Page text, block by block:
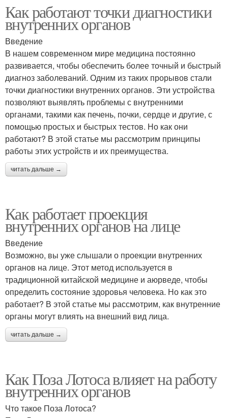
Как работают точки диагностики
внутренних органов
Введение
В нашем современном мире медицина постоянно
развивается, чтобы обеспечить более точный и быстрый
диагноз заболеваний. Одним из таких прорывов стали
точки диагностики внутренних органов. Эти устройства
позволяют выявлять проблемы с внутренними
органами, такими как печень, почки, сердце и другие, с
помощью простых и быстрых тестов. Но как они
работают? В этой статье мы рассмотрим принципы
работы этих устройств и их преимущества.
читать дальше →
Как работает проекция
внутренних органов на лице
Введение
Возможно, вы уже слышали о проекции внутренних
органов на лице. Этот метод используется в
традиционной китайской медицине и аюрведе, чтобы
определить состояние здоровья человека. Но как это
работает? В этой статье мы рассмотрим, как внутренние
органы могут влиять на внешний вид лица.
читать дальше →
Как Поза Лотоса влияет на работу
внутренних органов
Что такое Поза Лотоса?